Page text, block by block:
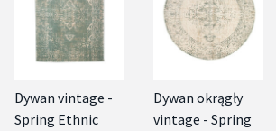
Dywan vintage -
Spring Ethnic
Dywan okrągły
vintage - Spring